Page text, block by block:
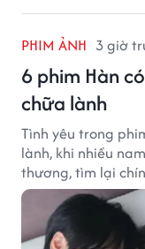
PHIM ẢNH 3 giờ
6 phim Hàn
chữa lành
Tình yêu trong
lành, khi nhiều
thương, tìm lại